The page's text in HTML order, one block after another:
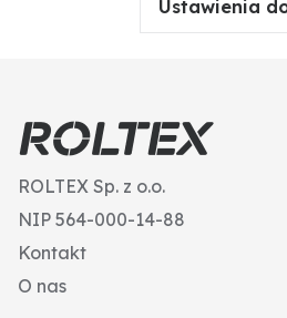
Ustawienia
ROLTEX Sp. z o.o.
NIP 564-000-14-88
Kontakt
O nas